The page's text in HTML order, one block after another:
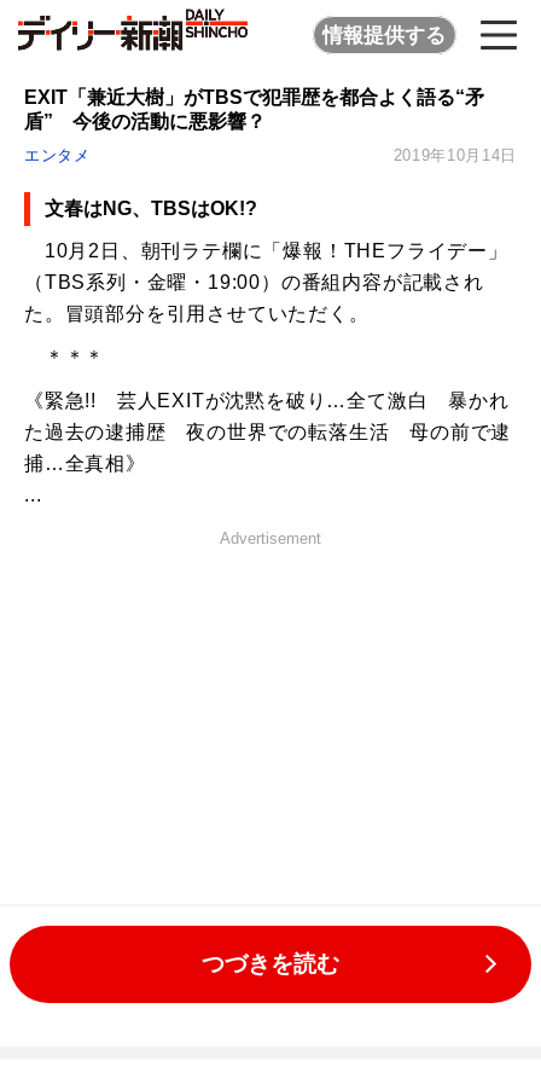
情報提供する
EXIT「兼近大樹」がTBSで犯罪歴を都合よく語る“矛
盾” 今後の活動に悪影響？
エンタメ 2019年10月14日
文春はNG、TBSはOK!?
10月2日、朝刊ラテ欄に「爆報！THEフライデー」
（TBS系列・金曜・19:00）の番組内容が記載され
た。冒頭部分を引用させていただく。
＊＊＊
《緊急!! 芸人EXITが沈黙を破り…全て激白 暴かれ
た過去の逮捕歴 夜の世界での転落生活 母の前で逮
捕…全真相》
...
Advertisement
つづきを読む